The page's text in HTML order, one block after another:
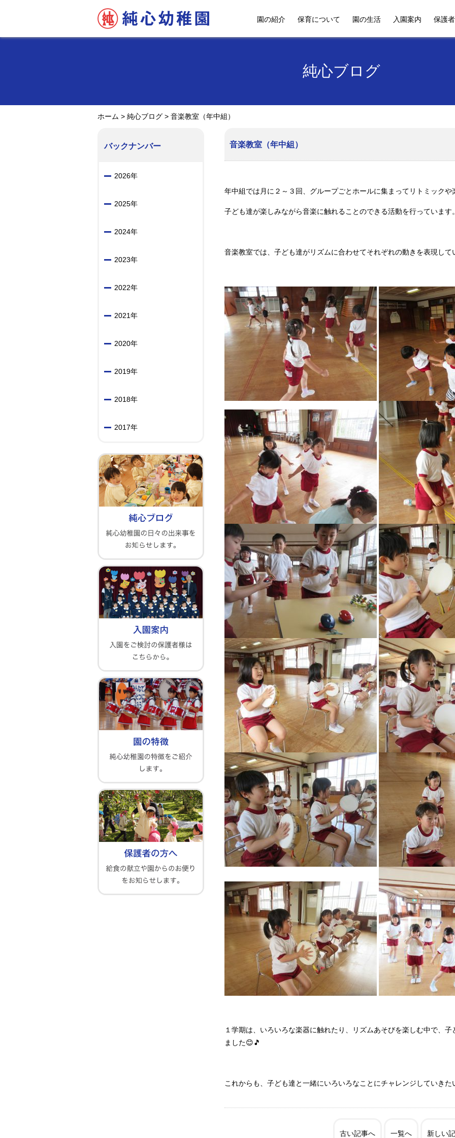
園の紹介 保育について 園の生活 入園案内 保護
純心ブログ
ホーム > 純心ブログ > 音楽教室（年中組）
音楽教室（年中組）
年中組では月に２～３回、グループごとホールに集まってリトミックや
子ども達が楽しみながら音楽に触れることのできる活動を行っています
音楽教室では、子ども達がリズムに合わせてそれぞれの動きを表現して
１学期は、いろいろな楽器に触れたり、リズムあそびを楽しむ中で、
ました😊🎵
これからも、子ども達と一緒にいろいろなことにチャレンジしていきた
古い記事へ 一覧へ 新しい
バックナンバー
2026年
2025年
2024年
2023年
2022年
2021年
2020年
2019年
2018年
2017年